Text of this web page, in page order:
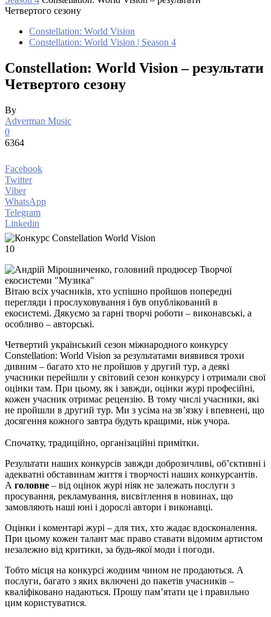
Четвертого сезону
Constellation: World Vision
Constellation: World Vision | Season 4
Constellation: World Vision – результати
Четвертого сезону
By
Adverman Music
0
6364
Facebook
Twitter
Viber
WhatsApp
Telegram
Linkedin
10
Вітаю всіх учасників, хто успішно пройшов попередні
перегляди і прослуховування і був опублікований в
екосистемі. Дякуємо за гарні творчі роботи – виконавські, а
особливо – авторські.
Четвертий український сезон міжнародного конкурсу
Constellation: World Vision за результатами виявився трохи
дивним – багато хто не пройшов у другий тур, а деякі
учасники перейшли у світовий сезон конкурсу і отримали свої
оцінки там. При цьому, як і завжди, оцінки журі професійні,
кожен учасник отримає рецензію. В тому числі учасники, які
не пройшли в другий тур. Ми з усіма на зв’язку і впевнені, що
досягення кожного завтра будуть кращими, ніж учора.
Спочатку, традиційно, організаційні примітки.
Результати наших конкурсів завжди доброзичливі, об’єктивні і
адекватні обставинам життя і творчості наших конкурсантів.
А головне – від оцінок журі ніяк не залежать послуги з
просування, рекламування, висвітлення в новинах, що
замовляють наші юні і дорослі автори і виконавці.
Оцінки і коментарі журі – для тих, хто жадає вдосконалення.
При цьому кожен талант має право ставати відомим артистом
незалежно від критики, за будь-якої моди і погоди.
Тобто місця на конкурсі жодним чином не продаються. А
послуги, багато з яких включені до пакетів учасників –
кваліфіковано надаються. Прошу пам’ятати це і правильно
цим користуватися.